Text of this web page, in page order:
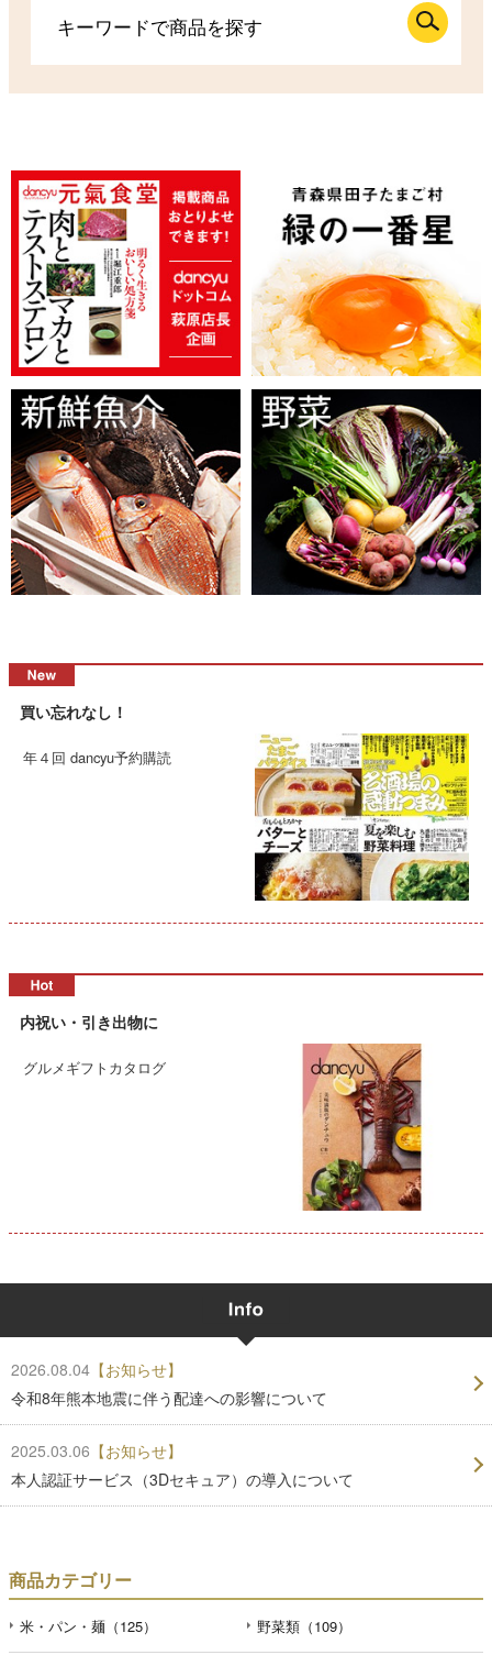
買い忘れなし！
年４回 dancyu予約購読
内祝い・引き出物に
グルメギフトカタログ
2026.08.04 【お知らせ】
令和8年熊本地震に伴う配達への影響について
2025.03.06 【お知らせ】
本人認証サービス（3Dセキュア）の導入について
商品カテゴリー
米・パン・麺（125） 野菜類（109）